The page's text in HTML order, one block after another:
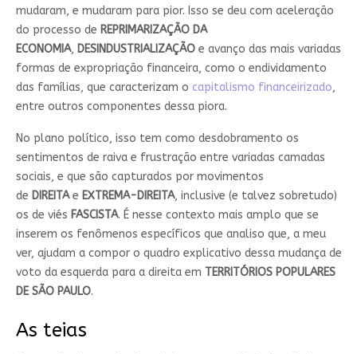
mudaram, e mudaram para pior. Isso se deu com aceleração
do processo de REPRIMARIZAÇÃO DA
ECONOMIA, DESINDUSTRIALIZAÇÃOe avanço das mais variadas
formas de expropriação financeira, como o endividamento
das famílias, que caracterizam o capitalismo financeirizado,
entre outros componentes dessa piora.
No plano político, isso tem como desdobramento os
sentimentos de raiva e frustração entre variadas camadas
sociais, e que são capturados por movimentos
de DIREITAe EXTREMA-DIREITA, inclusive (e talvez sobretudo)
os de viés FASCISTA. É nesse contexto mais amplo que se
inserem os fenômenos específicos que analiso que, a meu
ver, ajudam a compor o quadro explicativo dessa mudança de
voto da esquerda para a direita em TERRITÓRIOS POPULARES
DE SÃO PAULO.
As teias